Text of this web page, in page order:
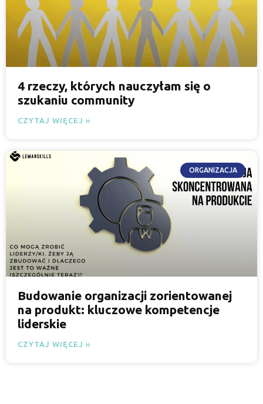
4 rzeczy, których nauczyłam się o
szukaniu community
CZYTAJ WIĘCEJ »
ORGANIZACJA
Budowanie organizacji zorientowanej
na produkt: kluczowe kompetencje
liderskie
CZYTAJ WIĘCEJ »